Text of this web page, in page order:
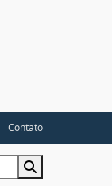
Contato